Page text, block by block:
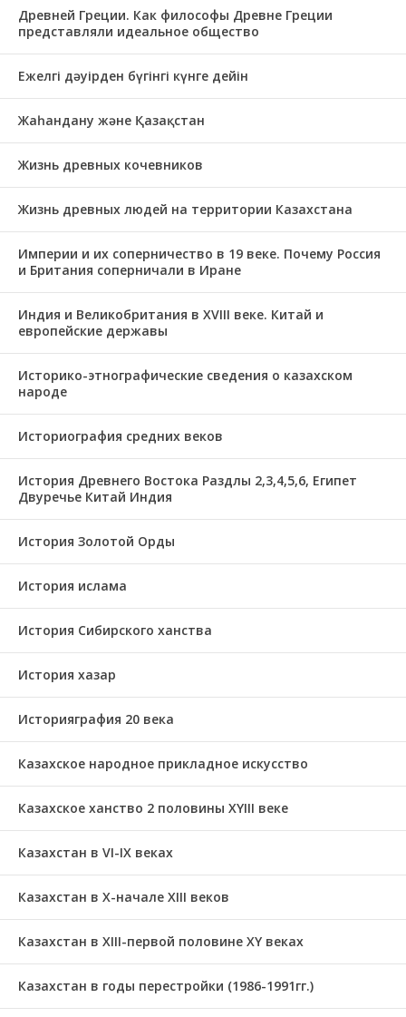
Древней Греции. Как философы Древне Греции
представляли идеальное общество
Ежелгі дәуірден бүгінгі күнге дейін
Жаһандану және Қазақстан
Жизнь древных кочевников
Жизнь древных людей на территории Казахстана
Империи и их соперничество в 19 веке. Почему Россия
и Британия соперничали в Иране
Индия и Великобритания в XVIII веке. Китай и
европейские державы
Историко-этнографические сведения о казахском
народе
Историография средних веков
История Древнего Востока Раздлы 2,3,4,5,6, Египет
Двуречье Китай Индия
История Золотой Орды
История ислама
История Сибирского ханства
История хазар
Историяграфия 20 века
Казахское народное прикладное искусство
Казахское ханство 2 половины ХҮІІІ веке
Казахстан в VI-IX веках
Казахстан в X-начале XIII веков
Казахстан в XIII-первой половине ХҮ веках
Казахстан в годы перестройки (1986-1991гг.)